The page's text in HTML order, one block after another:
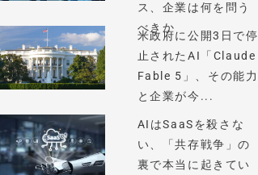
ス、企業は何を問う
べきか
米政府に公開3日で停
止されたAI「Claude
Fable 5」、その能力
と企業が今...
AIはSaaSを殺さな
い、「共存戦争」の
裏で本当に起きてい